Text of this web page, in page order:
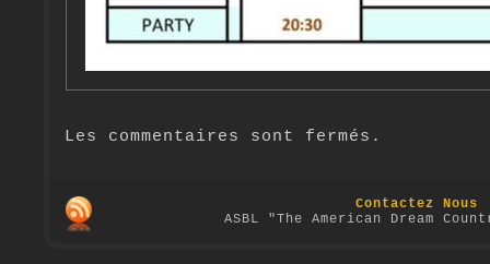
Les commentaires sont fermés.
Contactez Nous
ASBL "The American Dream